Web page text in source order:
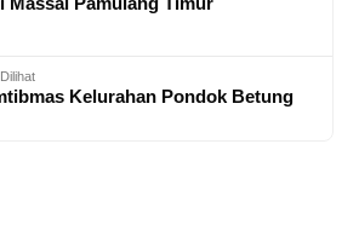
Kelurahan Pondok Betung